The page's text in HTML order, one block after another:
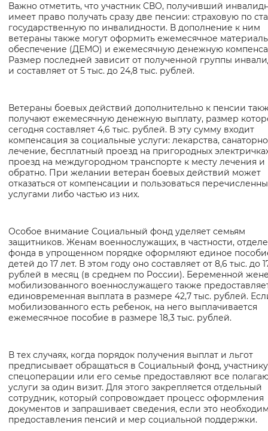
Важно отметить, что участник СВО, получивший
имеет право получать сразу две пенсии: страховую по
государственную по инвалидности. В дополнение к ним
ветераны также могут оформить ежемесячное
обеспечение (ДЕМО) и ежемесячную денежную
Размер последней зависит от полученной группы
и составляет от 5 тыс. до 24,8 тыс. рублей.
Ветераны боевых действий дополнительно к пенсии
получают ежемесячную денежную выплату, размер
сегодня составляет 4,6 тыс. рублей. В эту сумму входит
компенсация за социальные услуги: лекарства,
лечение, бесплатный проезд на пригородных
проезд на междугородном транспорте к месту лечения и
обратно. При желании ветеран боевых действий может
отказаться от компенсации и пользоваться
услугами либо частью из них.
Особое внимание Социальный фонд уделяет семьям
защитников. Женам военнослужащих, в частности,
фонда в упрощенном порядке оформляют единое
детей до 17 лет. В этом году оно составляет от 8,6 тыс. до
рублей в месяц (в среднем по России). Беременной
мобилизованного военнослужащего также
единовременная выплата в размере 42,7 тыс. рублей.
мобилизованного есть ребенок, на него выплачивается
ежемесячное пособие в размере 18,3 тыс. рублей.
В тех случаях, когда порядок получения выплат и льгот
предписывает обращаться в Социальный фонд, участнику
спецоперации или его семье предоставляют все
услуги за один визит. Для этого закрепляется отдельный
сотрудник, который сопровождает процесс оформления
документов и запрашивает сведения, если это
предоставления пенсий и мер социальной поддержки.